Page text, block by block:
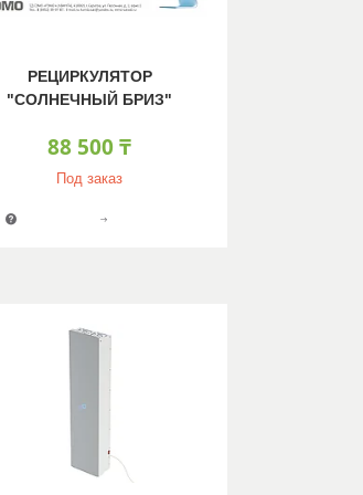
РЕЦИРКУЛЯТОР
"СОЛНЕЧНЫЙ БРИЗ"
88 500 ₸
Под заказ